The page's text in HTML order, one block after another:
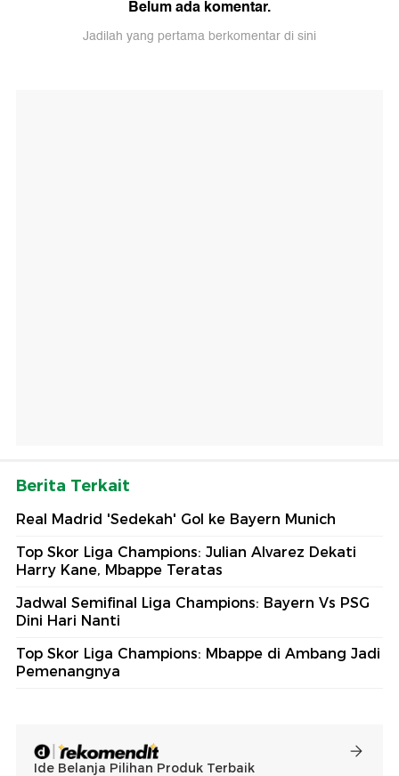
Belum ada komentar.
Jadilah yang pertama berkomentar di sini
Berita Terkait
Real Madrid 'Sedekah' Gol ke Bayern Munich
Top Skor Liga Champions: Julian Alvarez Dekati
Harry Kane, Mbappe Teratas
Jadwal Semifinal Liga Champions: Bayern Vs PSG
Dini Hari Nanti
Top Skor Liga Champions: Mbappe di Ambang Jadi
Pemenangnya